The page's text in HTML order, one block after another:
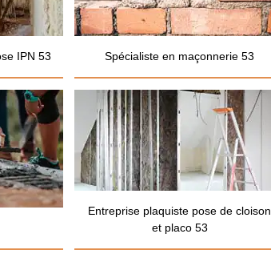
IPN 53 Spécialiste en maçonnerie 53
Entreprise plaquiste pose de cloison
et placo 53